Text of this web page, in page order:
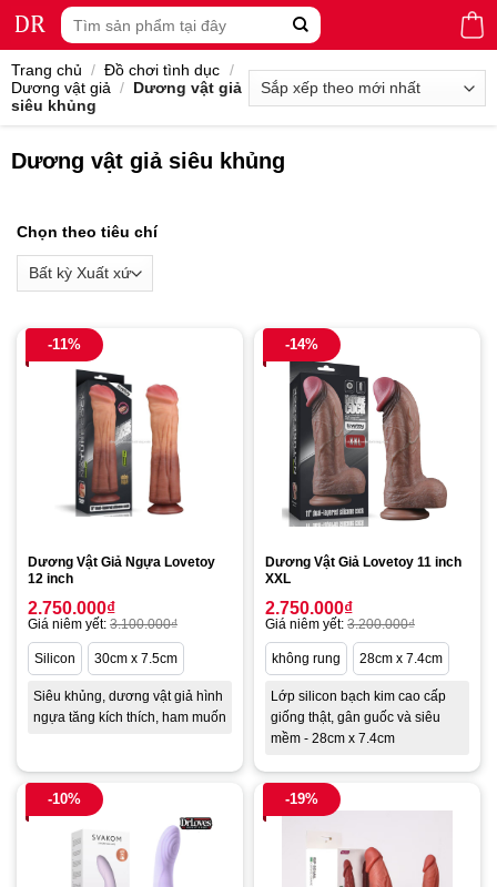
Tìm
kiếm:
Trang chủ / Đồ chơi tình dục /
Dương vật giả / Dương vật giả
siêu khủng
Dương vật giả siêu khủng
Chọn theo tiêu chí
-11%
Dương Vật Giả Ngựa Lovetoy
12 inch
2.750.000₫
Giá niêm yết: 3.100.000₫
Silicon 30cm x 7.5cm
Siêu khủng, dương vật giả hình
ngựa tăng kích thích, ham muốn
-14%
Dương Vật Giả Lovetoy 11 inch
XXL
2.750.000₫
Giá niêm yết: 3.200.000₫
không rung 28cm x 7.4cm
Lớp silicon bạch kim cao cấp
giống thật, gân guốc và siêu
mềm - 28cm x 7.4cm
-10% -19%